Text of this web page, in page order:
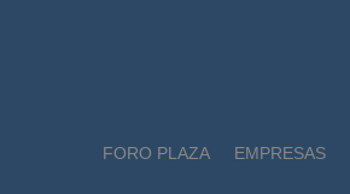
FORO PLAZA EMPRESAS